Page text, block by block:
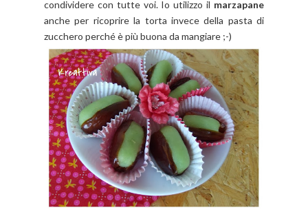
condividere con tutte voi. Io utilizzo il marzapane
anche per ricoprire la torta invece della pasta di
zucchero perché è più buona da mangiare ;-)